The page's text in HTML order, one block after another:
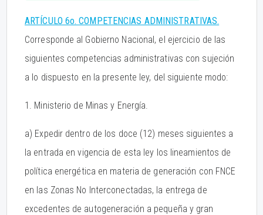
ARTÍCULO 6o. COMPETENCIAS ADMINISTRATIVAS.
Corresponde al Gobierno Nacional, el ejercicio de las
siguientes competencias administrativas con sujeción
a lo dispuesto en la presente ley, del siguiente modo:
1. Ministerio de Minas y Energía.
a) Expedir dentro de los doce (12) meses siguientes a
la entrada en vigencia de esta ley los lineamientos de
política energética en materia de generación con FNCE
en las Zonas No Interconectadas, la entrega de
excedentes de autogeneración a pequeña y gran